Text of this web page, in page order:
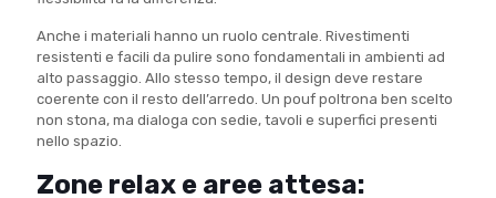
Anche i materiali hanno un ruolo centrale. Rivestimenti
resistenti e facili da pulire sono fondamentali in ambienti ad
alto passaggio. Allo stesso tempo, il design deve restare
coerente con il resto dell’arredo. Un pouf poltrona ben scelto
non stona, ma dialoga con sedie, tavoli e superfici presenti
nello spazio.
Zone relax e aree attesa: